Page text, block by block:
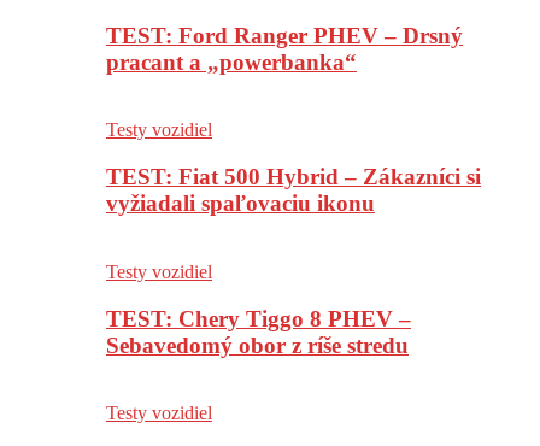
TEST: Ford Ranger PHEV – Drsný
pracant a „powerbanka“
Testy vozidiel
TEST: Fiat 500 Hybrid – Zákazníci si
vyžiadali spaľovaciu ikonu
Testy vozidiel
TEST: Chery Tiggo 8 PHEV –
Sebavedomý obor z ríše stredu
Testy vozidiel